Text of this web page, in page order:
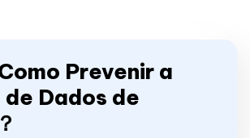
Prevenir a
de Dados de